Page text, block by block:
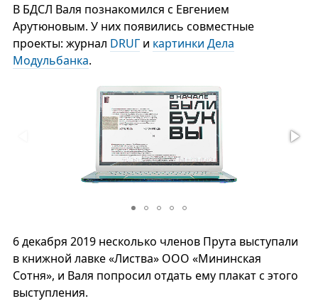
В БДСЛ Валя познакомился с Евгением
Арутюновым. У них появились совместные
проекты: журнал DRUГи картинки Дела
Модульбанка.
6 декабря 2019 несколько членов Прута выступали
в книжной лавке «Листва» ООО «Мининская
Сотня», и Валя попросил отдать ему плакат с этого
выступления.